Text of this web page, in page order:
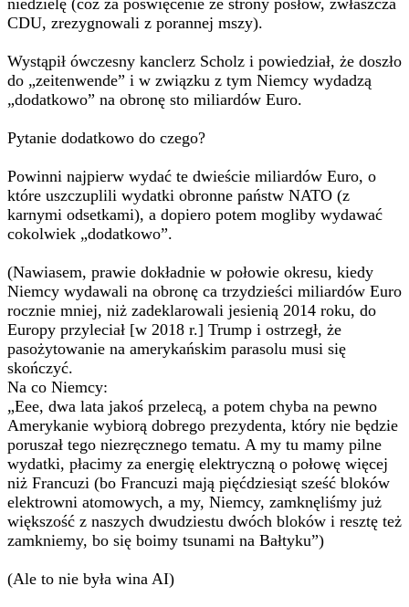
niedzielę (cóż za poświęcenie ze strony posłów, zwłaszcza
CDU, zrezygnowali z porannej mszy).
Wystąpił ówczesny kanclerz Scholz i powiedział, że doszło
do „zeitenwende” i w związku z tym Niemcy wydadzą
„dodatkowo” na obronę sto miliardów Euro.
Pytanie dodatkowo do czego?
Powinni najpierw wydać te dwieście miliardów Euro, o
które uszczuplili wydatki obronne państw NATO (z
karnymi odsetkami), a dopiero potem mogliby wydawać
cokolwiek „dodatkowo”.
(Nawiasem, prawie dokładnie w połowie okresu, kiedy
Niemcy wydawali na obronę ca trzydzieści miliardów Euro
rocznie mniej, niż zadeklarowali jesienią 2014 roku, do
Europy przyleciał [w 2018 r.] Trump i ostrzegł, że
pasożytowanie na amerykańskim parasolu musi się
skończyć.
Na co Niemcy:
„Eee, dwa lata jakoś przelecą, a potem chyba na pewno
Amerykanie wybiorą dobrego prezydenta, który nie będzie
poruszał tego niezręcznego tematu. A my tu mamy pilne
wydatki, płacimy za energię elektryczną o połowę więcej
niż Francuzi (bo Francuzi mają pięćdziesiąt sześć bloków
elektrowni atomowych, a my, Niemcy, zamknęliśmy już
większość z naszych dwudziestu dwóch bloków i resztę też
zamkniemy, bo się boimy tsunami na Bałtyku”)
(Ale to nie była wina AI)